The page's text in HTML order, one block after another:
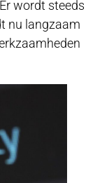
wordt steeds
nu langzaam